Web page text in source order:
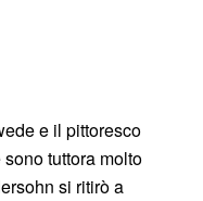
e il pittoresco
tuttora molto
si ritirò a